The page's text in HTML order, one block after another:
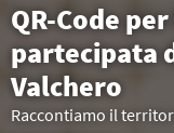
QR-Code
partecipata
Valchero
Raccontiamo il